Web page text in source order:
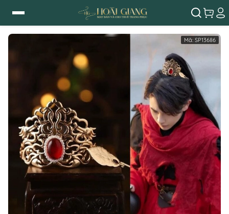
Mã: SP13686